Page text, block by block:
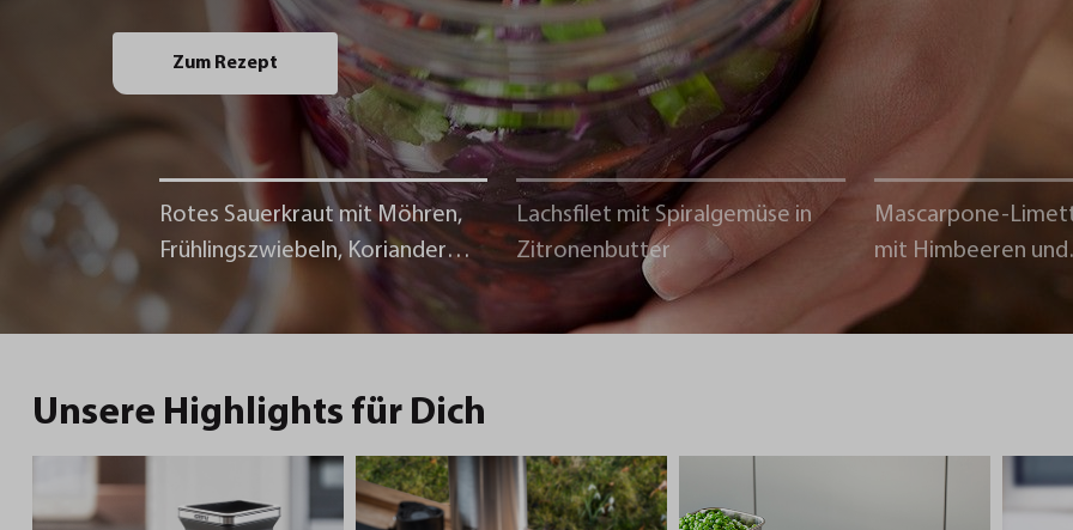
Zum Rezept
Rotes Sauerkraut mit Möhren,
Frühlingszwiebeln, Koriander
Lachsfilet mit Spiralgemüse in
Zitronenbutter
Mascarpone-
mit Himbeeren und
Schokoladencrumble
Unsere Highlights für Dich